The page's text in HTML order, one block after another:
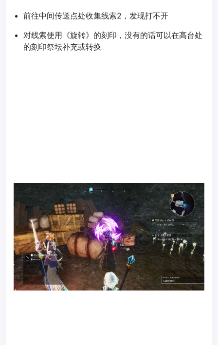
前往中间传送点处收集线索2，发现打不开
对线索使用《旋转》的刻印，没有的话可以在高台处
的刻印祭坛补充或转换